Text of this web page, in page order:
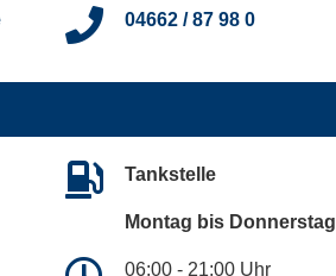
04662 / 87 98 0
Tankstelle
Montag bis Donnerstag
06:00 - 21:00 Uhr